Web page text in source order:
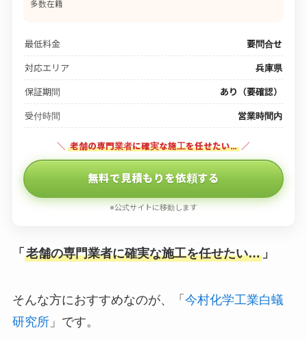
多数在籍
最低料金 要問合せ
対応エリア 兵庫県
保証期間 あり（要確認）
受付時間 営業時間内
＼ 老舗の専門業者に確実な施工を任せたい… ／
無料で見積もりを依頼する
※公式サイトに移動します
「 老舗の専門業者に確実な施工を任せたい…」
そんな方におすすめなのが、「 今村化学工業白蟻
研究所」です。